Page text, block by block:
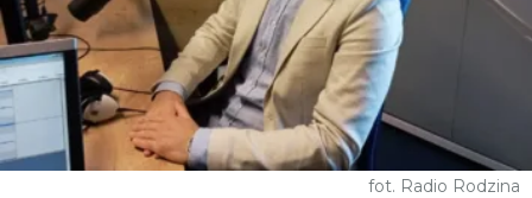
fot. Radio Rodzina